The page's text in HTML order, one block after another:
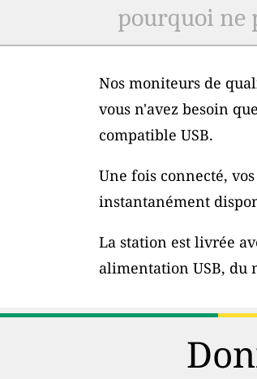
pourquoi ne
Nos moniteurs de
vous n'avez besoin
compatible USB.
Une fois connecté,
instantanément
La station est livrée
alimentation USB, du